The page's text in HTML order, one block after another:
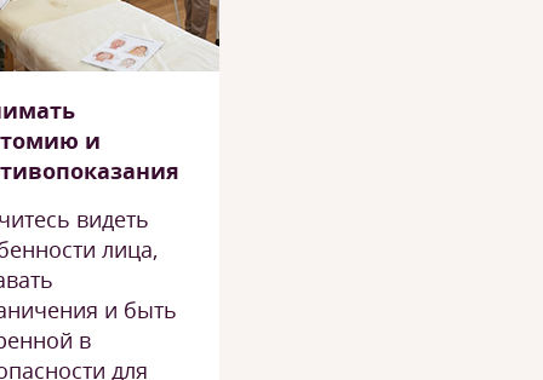
и
видеть
лица,
и быть
в
для